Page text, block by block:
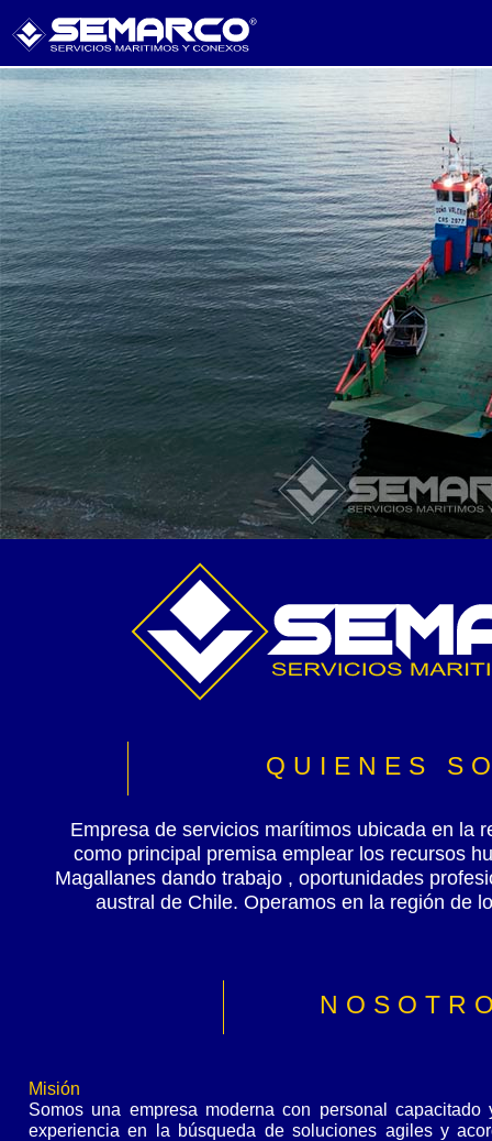
QUIENES
Empresa de servicios marítimos ubicada en la
como principal premisa emplear los recursos
Magallanes dando trabajo , oportunidades
austral de Chile. Operamos en la región de
Misión
Somos una empresa moderna con personal
experiencia en la búsqueda de soluciones agiles y